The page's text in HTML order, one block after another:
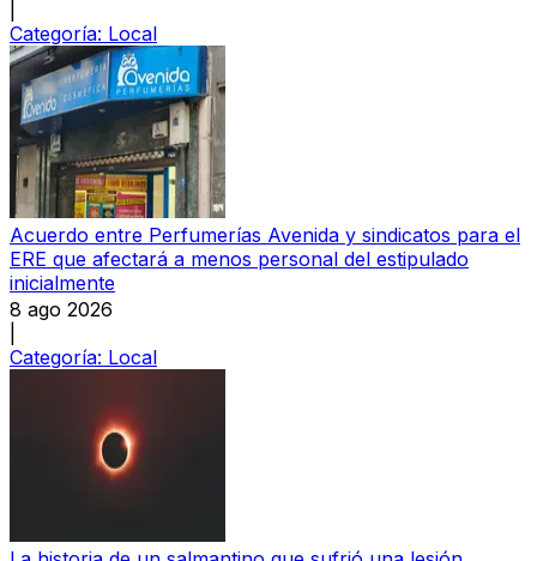
Categoría: Local
Acuerdo entre Perfumerías Avenida y sindicatos para el
ERE que afectará a menos personal del estipulado
inicialmente
8 ago 2026
Categoría: Local